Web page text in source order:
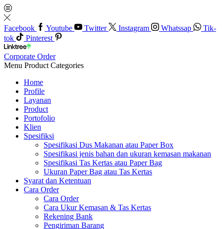
Facebook Youtube Twitter Instagram Whatssap
Tik-
tok
Pinterest
Corporate Order
Menu Product Categories
Home
Profile
Layanan
Product
Portofolio
Klien
Spesifiksi
Spesifikasi Dus Makanan atau Paper Box
Spesifikasi jenis bahan dan ukuran kemasan makanan
Spesifikasi Tas Kertas atau Paper Bag
Ukuran Paper Bag atau Tas Kertas
Syarat dan Ketentuan
Cara Order
Cara Order
Cara Ukur Kemasan & Tas Kertas
Rekening Bank
Pengiriman Barang